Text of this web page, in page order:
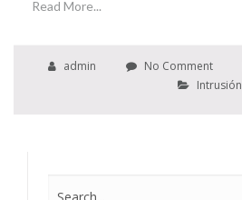
Read More...
admin No Comment
Intrusión